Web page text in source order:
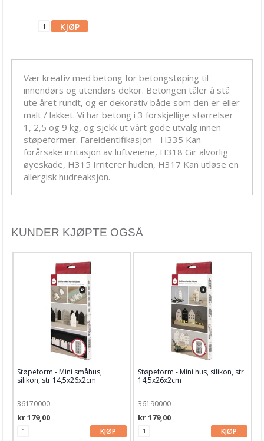
Smykkebetong
Lys, voks
Hobby - generelt
Julens produkter
Kunstnermateriell
Maling & Tusj
Oppbevaring
Sjablong & Tilbehør
Smykkelaging
Tegneutstyr, penner & tusjer
Tekstil hobby
Dekor & Bord
Gaveinnpakking
Bøker & Blader
Tema
Leverandører
Vær kreativ med betong for betongstøping til
innendørs og utendørs dekor. Betongen tåler å stå
ute året rundt, og er dekorativ både som den er eller
malt / lakket. Vi har betong i 3 forskjellige størrelser
1, 2,5 og 9 kg, og sjekk ut vårt gode utvalg innen
støpeformer. Fareidentifikasjon - H335 Kan
forårsake irritasjon av luftveiene, H318 Gir alvorlig
øyeskade, H315 Irriterer huden, H317 Kan utløse en
allergisk hudreaksjon.
KUNDER KJØPTE OGSÅ
Støpeform - Mini småhus,
silikon, str 14,5x26x2cm
36170000
kr 179,00
KJØP
Støpeform - Mini hus, silikon, str
14,5x26x2cm
36190000
kr 179,00
KJØP